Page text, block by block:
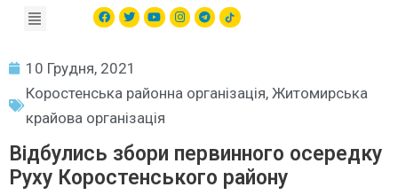
10 Грудня, 2021
Коростенська районна організація, Житомирська
крайова організація
Відбулись збори первинного осередку
Руху Коростенського району